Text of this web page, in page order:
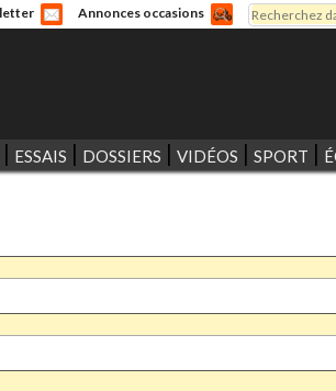
Annonces occasions Rechercher
ESSAIS DOSSIERS VIDÉOS SPORT